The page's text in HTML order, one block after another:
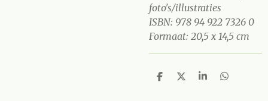
foto's/illustraties
ISBN: 978 94 922 7326 0
Formaat: 20,5 x 14,5 cm
D
D
S
D